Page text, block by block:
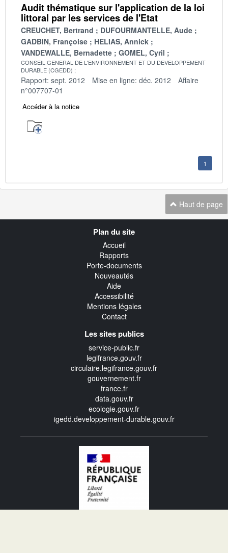
Audit thématique sur l'application de la loi
littoral par les services de l'Etat
CREUCHET, Bertrand
DUFOURMANTELLE, Aude
GADBIN, Françoise
HELIAS, Annick
VANDEWALLE, Bernadette
GOMEL, Cyril
CONSEIL GENERAL DE L'ENVIRONNEMENT ET DU DEVELOPPEMENT
DURABLE (CGEDD)
Rapport: sept. 2012 Mise en ligne: déc. 2012
Affaire
n°007707-01
Accéder à la notice
1
Haut de page
Plan du site
Accueil
Rapports
Porte-documents
Nouveautés
Aide
Accessibilité
Mentions légales
Contact
Les sites publics
service-public.fr
legifrance.gouv.fr
circulaire.legifrance.gouv.fr
gouvernement.fr
france.fr
data.gouv.fr
ecologie.gouv.fr
igedd.developpement-durable.gouv.fr